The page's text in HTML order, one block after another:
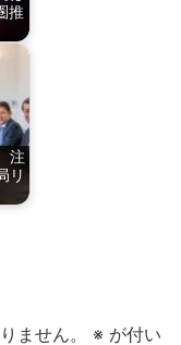
推
注
リ
ません。 ※ が付い